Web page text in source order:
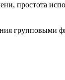
простота
групповыми